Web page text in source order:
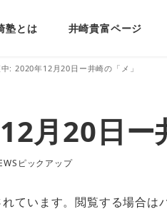
塾とは 井崎貴富ページ
: 2020年12月20日ー井崎の「メ」
月20日ー
ピックアップ
ています。閲覧する場合は